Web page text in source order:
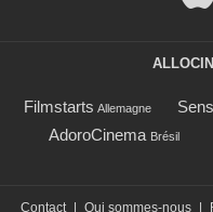
Filmstarts Allemagne
AdoroCinema Brésil
Contact Qui sommes-nous